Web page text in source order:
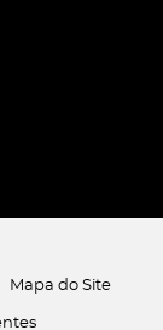
Mapa do Site